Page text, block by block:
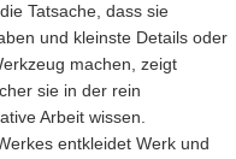
Tatsache, dass sie
und kleinste Details oder
machen, zeigt
sie in der rein
Arbeit wissen.
entkleidet Werk und